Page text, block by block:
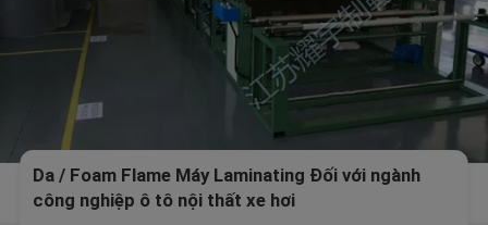
Da / Foam Flame Máy Laminating Đối với ngành
công nghiệp ô tô nội thất xe hơi